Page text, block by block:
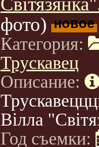
фото) новое
Категория:
Трускавец
Описание:
Вілла
Год съемки: